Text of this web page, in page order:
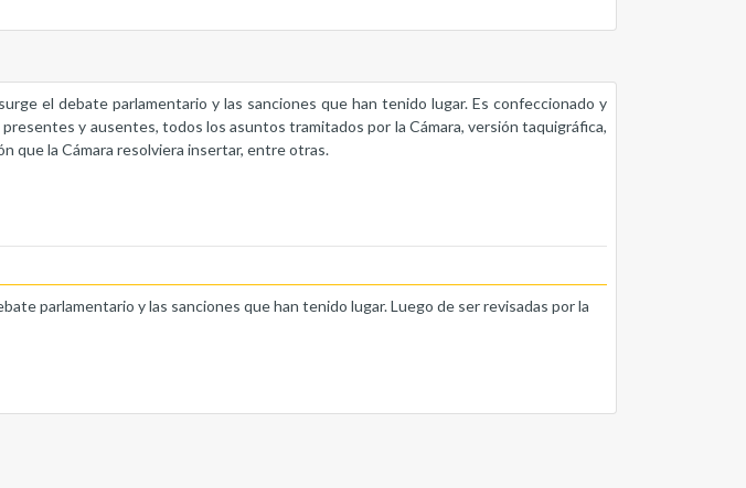
el debate parlamentario y las sanciones que han tenido lugar. Es confeccionado y
y ausentes, todos los asuntos tramitados por la Cámara, versión taquigráfica,
que la Cámara resolviera insertar, entre otras.
parlamentario y las sanciones que han tenido lugar. Luego de ser revisadas por la